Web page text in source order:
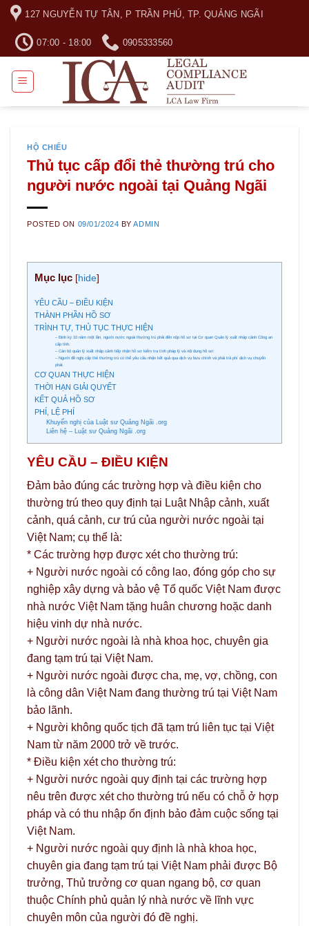
Skip
content
127 NGUYỄN TỰ TÂN, P TRẦN PHÚ, TP. QUẢNG NGÃI
07:00 - 18:00 0905333560
HỘ CHIẾU
Thủ tục cấp đổi thẻ thường trú cho
người nước ngoài tại Quảng Ngãi
POSTED ON 09/01/2024 BYADMIN
Mục lục [hide]
YÊU CẦU – ĐIỀU KIỆN
THÀNH PHẦN HỒ SƠ
TRÌNH TỰ, THỦ TỤC THỰC HIỆN
– Định kỳ 10 năm một lần, người nước ngoài thường trú phải đến nộp hồ sơ tại Cơ quan Quản lý xuất nhập cảnh Công an
cấp tỉnh.
– Cán bộ quản lý xuất nhập cảnh tiếp nhận hồ sơ kiểm tra tính pháp lý và nội dung hồ sơ:
– Người đề nghị cấp thẻ thường trú có thể yêu cầu nhận kết quả qua dịch vụ bưu chính và phải trả phí dịch vụ chuyển
phát.
CƠ QUAN THỰC HIỆN
THỜI HẠN GIẢI QUYẾT
KẾT QUẢ HỒ SƠ
PHÍ, LỆ PHÍ
Khuyến nghị của Luật sư Quảng Ngãi .org
Liên hệ – Luật sư Quảng Ngãi .org
YÊU CẦU – ĐIỀU KIỆN
Đảm bảo đúng các trường hợp và điều kiện cho
thường trú theo quy định tại Luật Nhập cảnh, xuất
cảnh, quá cảnh, cư trú của người nước ngoài tại
Việt Nam; cụ thể là:
* Các trường hợp được xét cho thường trú:
+ Người nước ngoài có công lao, đóng góp cho sự
nghiệp xây dựng và bảo vệ Tổ quốc Việt Nam được
nhà nước Việt Nam tặng huân chương hoặc danh
hiệu vinh dự nhà nước.
+ Người nước ngoài là nhà khoa học, chuyên gia
đang tạm trú tại Việt Nam.
+ Người nước ngoài được cha, mẹ, vợ, chồng, con
là công dân Việt Nam đang thường trú tại Việt Nam
bảo lãnh.
+ Người không quốc tịch đã tạm trú liên tục tại Việt
Nam từ năm 2000 trở về trước.
* Điều kiện xét cho thường trú:
+ Người nước ngoài quy định tại các trường hợp
nêu trên được xét cho thường trú nếu có chỗ ở hợp
pháp và có thu nhập ổn định bảo đảm cuộc sống tại
Việt Nam.
+ Người nước ngoài quy định là nhà khoa học,
chuyên gia đang tạm trú tại Việt Nam phải được Bộ
trưởng, Thủ trưởng cơ quan ngang bộ, cơ quan
thuộc Chính phủ quản lý nhà nước về lĩnh vực
chuyên môn của người đó đề nghị.